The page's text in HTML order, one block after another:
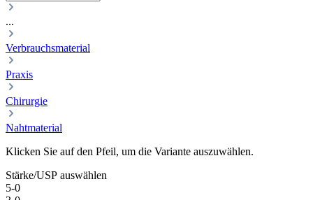
...
Verbrauchsmaterial
Praxis
Chirurgie
Nahtmaterial
Klicken Sie auf den Pfeil, um die Variante auszuwählen.
Stärke/USP auswählen
5-0